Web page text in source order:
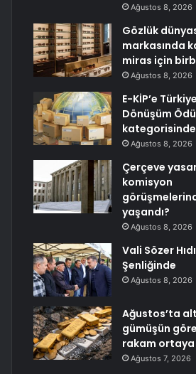
Ağustos 8, 2026
Gözlük
markasında
miras için
Ağustos 8, 2026
E-KİP’e
Dönüşüm
Ağustos 8, 2026
Çerçeve
komisyon
yaşandı?
Ağustos 8, 2026
Vali Sözer
Şenliğinde
Ağustos 8, 2026
Ağustos’ta
gümüşün
rakam ortaya
Ağustos 7, 2026